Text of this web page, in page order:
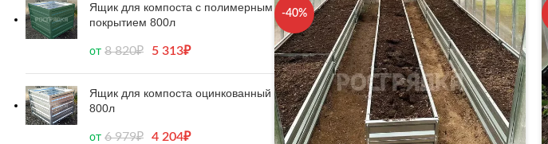
Ящик для компоста с полимерным
покрытием 800л
от 8 820₽ 5 313₽
Ящик для компоста оцинкованный
800л
от 6 979₽ 4 204₽
-40%